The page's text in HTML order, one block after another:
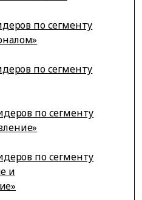
по сегменту
по сегменту
по сегменту
по сегменту
и